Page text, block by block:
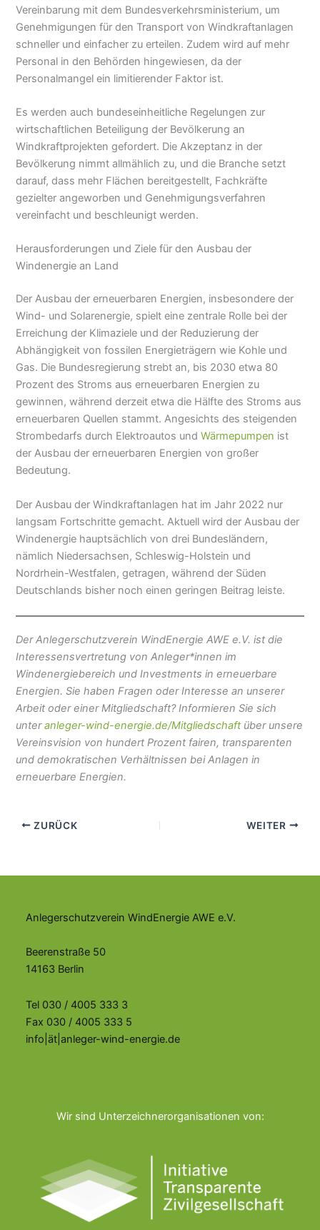
Vereinbarung mit dem Bundesverkehrsministerium, um
Genehmigungen für den Transport von Windkraftanlagen
schneller und einfacher zu erteilen. Zudem wird auf mehr
Personal in den Behörden hingewiesen, da der
Personalmangel ein limitierender Faktor ist.
Es werden auch bundeseinheitliche Regelungen zur
wirtschaftlichen Beteiligung der Bevölkerung an
Windkraftprojekten gefordert. Die Akzeptanz in der
Bevölkerung nimmt allmählich zu, und die Branche setzt
darauf, dass mehr Flächen bereitgestellt, Fachkräfte
gezielter angeworben und Genehmigungsverfahren
vereinfacht und beschleunigt werden.
Herausforderungen und Ziele für den Ausbau der
Windenergie an Land
Der Ausbau der erneuerbaren Energien, insbesondere der
Wind- und Solarenergie, spielt eine zentrale Rolle bei der
Erreichung der Klimaziele und der Reduzierung der
Abhängigkeit von fossilen Energieträgern wie Kohle und
Gas. Die Bundesregierung strebt an, bis 2030 etwa 80
Prozent des Stroms aus erneuerbaren Energien zu
gewinnen, während derzeit etwa die Hälfte des Stroms aus
erneuerbaren Quellen stammt. Angesichts des steigenden
Strombedarfs durch Elektroautos undWärmepumpen ist
der Ausbau der erneuerbaren Energien von großer
Bedeutung.
Der Ausbau der Windkraftanlagen hat im Jahr 2022 nur
langsam Fortschritte gemacht. Aktuell wird der Ausbau der
Windenergie hauptsächlich von drei Bundesländern,
nämlich Niedersachsen, Schleswig-Holstein und
Nordrhein-Westfalen, getragen, während der Süden
Deutschlands bisher noch einen geringen Beitrag leiste.
Der Anlegerschutzverein WindEnergie AWE e.V. ist die
Interessensvertretung von Anleger*innen im
Windenergiebereich und Investments in erneuerbare
Energien. Sie haben Fragen oder Interesse an unserer
Arbeit oder einer Mitgliedschaft? Informieren Sie sich
unteranleger-wind-energie.de/Mitgliedschaftüber unsere
Vereinsvision von hundert Prozent fairen, transparenten
und demokratischen Verhältnissen bei Anlagen in
erneuerbare Energien.
ZURÜCK WEITER
Anlegerschutzverein WindEnergie AWE e.V.
Beerenstraße 50
14163 Berlin
Tel 030 / 4005 333 3
Fax 030 / 4005 333 5
info|ät|anleger-wind-energie.de
Wir sind Unterzeichnerorganisationen von: